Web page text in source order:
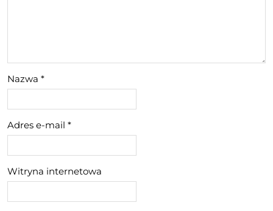
Nazwa *
Adres e-mail *
Witryna internetowa